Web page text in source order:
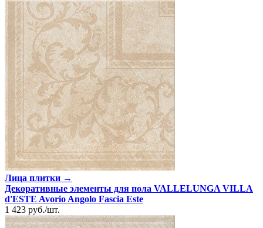
Лица плитки →
Декоративные элементы для пола VALLELUNGA VILLA
d'ESTE Avorio Angolo Fascia Este
1 423 руб./шт.